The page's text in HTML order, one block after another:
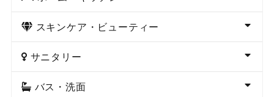
スキンケア・ビューティー
サニタリー
バス・洗面